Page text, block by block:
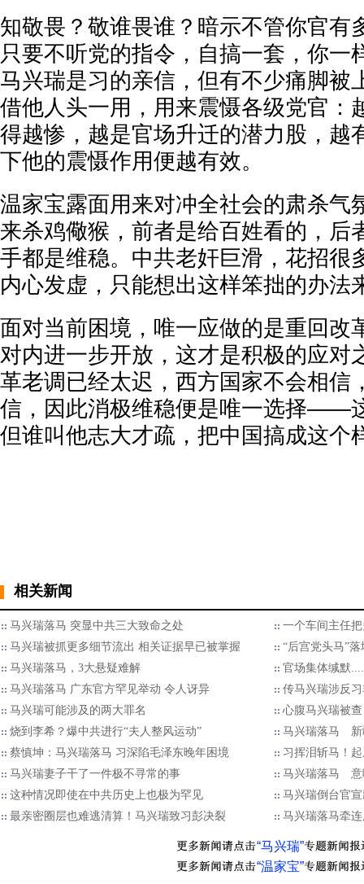
知敬畏？敬谁畏谁？暗示不管你官有
只要不听党的指令，自搞一套，你一
马兴瑞是习的亲信，但有不少痛脚被
借他人头一用，用来震慑各级党官：
得越惨，越是官场升迁的潜力股，越
下他的震慑作用便越有效。
温家宝露面用来对冲全社会的肃杀气
来杀鸡儆猴，前者是给百姓看的，后
手都是维稳。中共老奸巨滑，花招很
内心发虚，只能想出这样笨拙的办法
面对当前困境，唯一应做的是重回改
对内进一步开放，这才是积极的应对
革老调已经太迟，西方国家不会相信
信，因此消极维稳便是唯一选择——
但谁叫他志大才疏，把中国搞成这个
相关新闻
马兴瑞落马 突显中共三大致命之处
一个车间主任
马兴瑞被抓更多细节流出 相关证据早已被掌握
“后宫党头马”
马兴瑞落马，3大悬疑难解
官场集体缄默
马兴瑞落马 广东官方罕见举动 令人讶异
传马兴瑞涉反
马兴瑞可能涉及的两大罪名
心腹马兴瑞被
烧到李希？爆中共进行“夫人整风运动”
马兴瑞落马 新
蔡慎坤：马兴瑞落马 习深陷毛泽东晚年困境
习挥泪斩马！
马兴瑞妻子干了一件极不寻常的事
马兴瑞落马 意
这种情况即使在中共历史上也极为罕见
马兴瑞倒台官
最亲密圈层也难逃清算！马兴瑞致习彭决裂
马兴瑞落马牵
“马兴瑞”
“温家宝”